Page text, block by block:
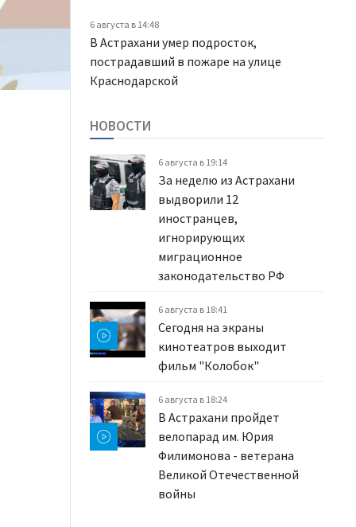
6 августа в 14:48
В Астрахани умер подросток,
пострадавший в пожаре на улице
Краснодарской
НОВОСТИ
6 августа в 19:14
За неделю из Астрахани
выдворили 12
иностранцев,
игнорирующих
миграционное
законодательство РФ
6 августа в 18:41
Сегодня на экраны
кинотеатров выходит
фильм "Колобок"
6 августа в 18:24
В Астрахани пройдет
велопарад им. Юрия
Филимонова - ветерана
Великой Отечественной
войны